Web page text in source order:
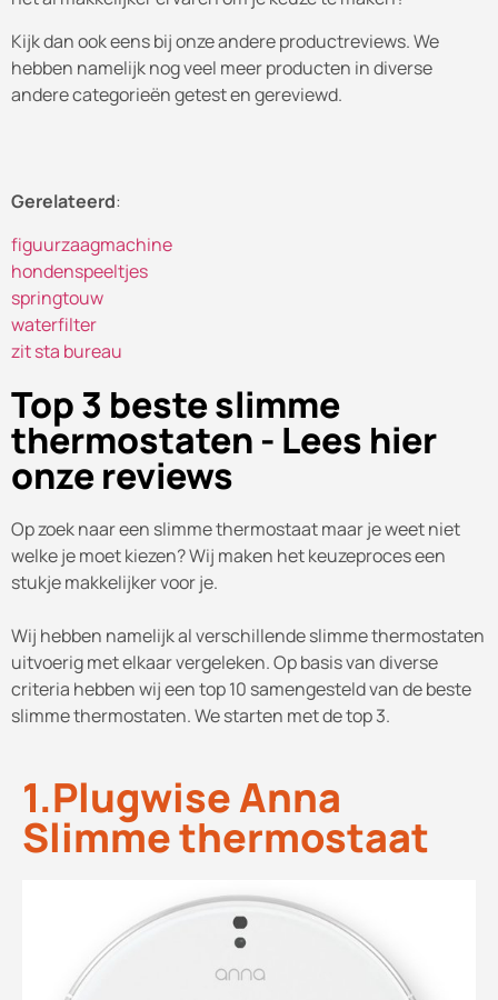
Top 3 beste slimme
thermostaten - Lees hier
onze reviews
Op zoek naar een slimme thermostaat maar je weet niet
welke je moet kiezen? Wij maken het keuzeproces een
stukje makkelijker voor je.
Wij hebben namelijk al verschillende slimme thermostaten
uitvoerig met elkaar vergeleken. Op basis van diverse
criteria hebben wij een top 10 samengesteld van de beste
slimme thermostaten. We starten met de top 3.
1.Plugwise Anna
Slimme thermostaat
Kijk dan ook eens bij onze andere productreviews. We
hebben namelijk nog veel meer producten in diverse
andere categorieën getest en gereviewd.
Gerelateerd:
figuurzaagmachine
hondenspeeltjes
springtouw
waterfilter
zit sta bureau